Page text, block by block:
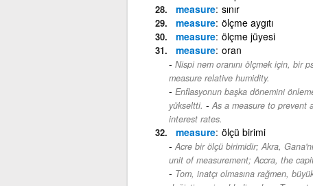
measure sınır
measure ölçme aygıtı
measure ölçme jüyesi
measure oran
Nispi nem oranını ölçmek için, bir
measure relative humidity.
Enflasyonun başka dönemini
yükseltti. - As a measure to prevent
interest rates.
measure ölçü birimi
Acre bir ölçü birimidir; Akra,
unit of measurement; Accra, the
Tom, inatçı olmasına rağmen,